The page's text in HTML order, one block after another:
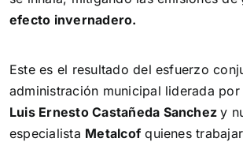
efecto invernadero.
Este es el resultado del esfuerzo
administración municipal liderada
Luis Ernesto Castañeda Sanchezy
especialista Metalcofquienes